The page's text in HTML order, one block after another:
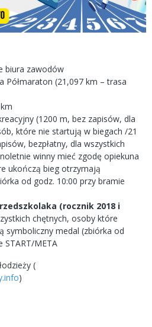
biura zawodów
Półmaraton (21,097 km – trasa
(1200 m, bez zapisów, dla
które nie startują w biegach /21
bezpłatny, dla wszystkich
winny mieć zgodę opiekuna
ukończą bieg otrzymają
od godz. 10:00 przy bramie
(rocznik 2018 i
chętnych, osoby które
symboliczny medal (zbiórka od
START/META
(
)